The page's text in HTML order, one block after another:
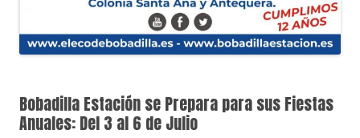
Bobadilla Estación se Prepara para sus Fiestas
Anuales: Del 3 al 6 de Julio